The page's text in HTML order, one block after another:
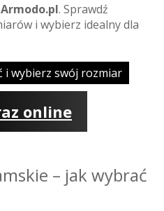
Armodo.pl. Sprawdź
i wybierz idealny dla
i wybierz swój rozmiar
online
– jak wybrać